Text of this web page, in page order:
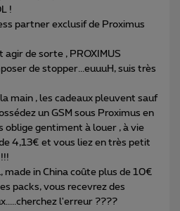
!
partner exclusif de Proximus
agir de sorte , PROXIMUS
de stopper...euuuH, suis très
main , les cadeaux pleuvent sauf
un GSM sous Proximus en
oblige gentiment à louer , à vie
4,13€ et vous liez en très petit
made in China coûte plus de 10€
packs, vous recevrez des
l'erreur ????